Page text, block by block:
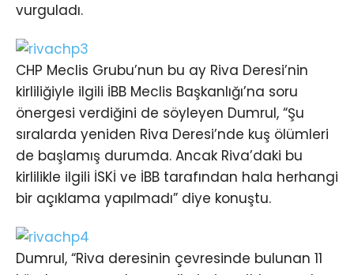
vurguladı.
CHP Meclis Grubu’nun bu ay Riva Deresi’nin
kirliliğiyle ilgili İBB Meclis Başkanlığı’na soru
önergesi verdiğini de söyleyen Dumrul, “Şu
sıralarda yeniden Riva Deresi’nde kuş ölümleri
de başlamış durumda. Ancak Riva’daki bu
kirlilikle ilgili İSKİ ve İBB tarafından hala herhangi
bir açıklama yapılmadı” diye konuştu.
Dumrul, “Riva deresinin çevresinde bulunan 11